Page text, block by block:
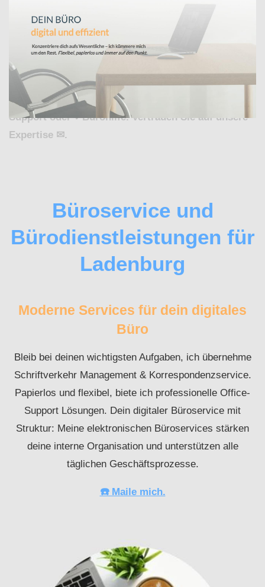
oder ✓Virtuelle Assistenz, Buchhaltungsservice ,
Office-Support, Bürohilfe. ➡️ Valeska Horak –
digitale Bürodienstleistungen, in Ladenburg – Ihr
externe Bürokraft für ✓Buchhaltungsservice ,
✓Virtuelle Assistenz, ✓Büroservice, ✓Office-
Support oder ✓Bürohilfe. Vertrauen Sie auf unsere
Expertise ✉.
Büroservice und
Bürodienstleistungen für
Ladenburg
Moderne Services für dein digitales
Büro
Bleib bei deinen wichtigsten Aufgaben, ich übernehme
Schriftverkehr Management & Korrespondenzservice.
Papierlos und flexibel, biete ich professionelle Office-
Support Lösungen. Dein digitaler Büroservice mit
Struktur: Meine elektronischen Büroservices stärken
deine interne Organisation und unterstützen alle
täglichen Geschäftsprozesse.
☎️ Maile mich.